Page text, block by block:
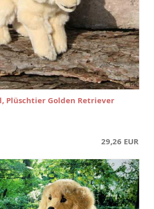
Plüschtier Golden Retriever
29,26 EUR